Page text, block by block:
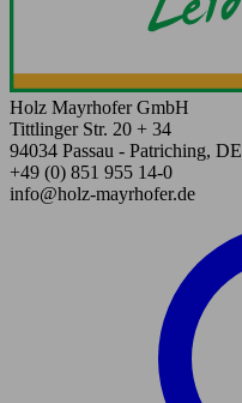
Holz Mayrhofer GmbH
Tittlinger Str. 20 + 34
94034 Passau - Patriching, DE
+49 (0) 851 955 14-0
info@holz-mayrhofer.de